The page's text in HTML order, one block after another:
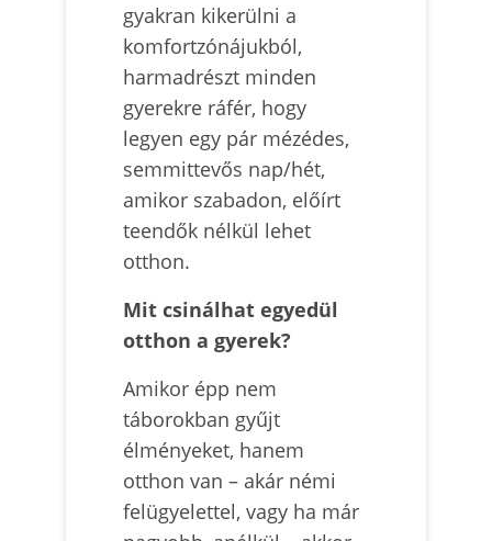
gyakran kikerülni a
komfortzónájukból,
harmadrészt minden
gyerekre ráfér, hogy
legyen egy pár mézédes,
semmittevős nap/hét,
amikor szabadon, előírt
teendők nélkül lehet
otthon.
Mit csinálhat egyedül
otthon a gyerek?
Amikor épp nem
táborokban gyűjt
élményeket, hanem
otthon van – akár némi
felügyelettel, vagy ha már